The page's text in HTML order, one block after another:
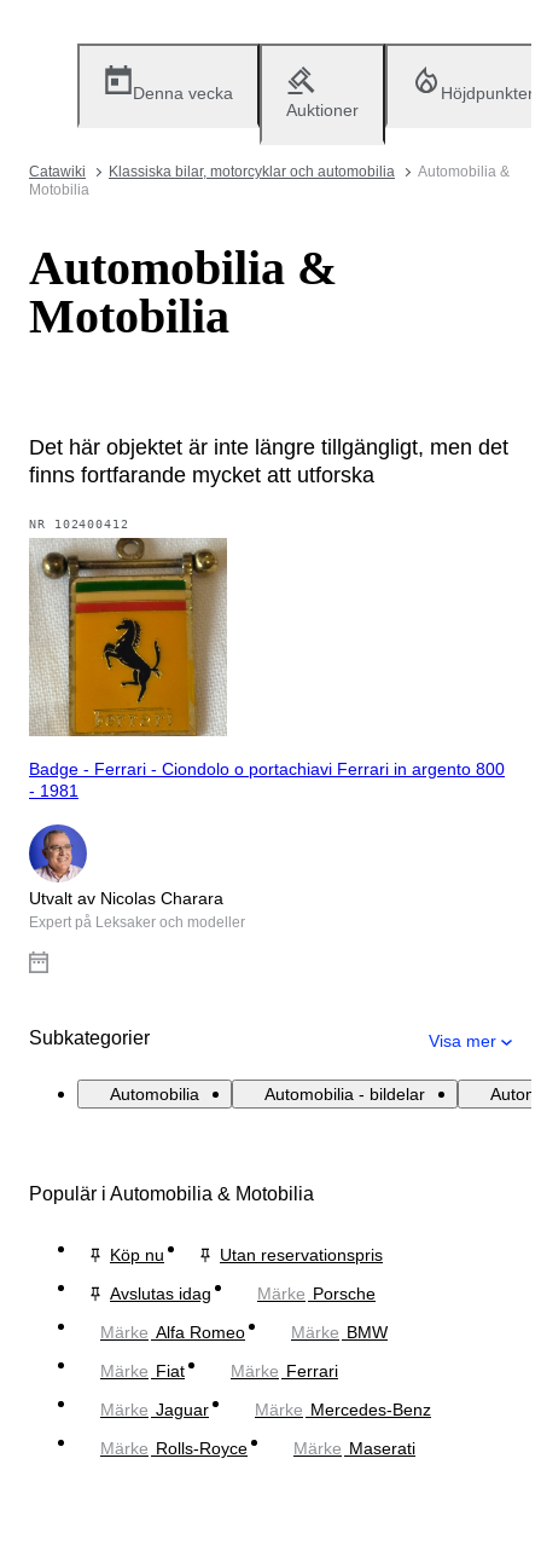
Denna vecka
Auktioner
Höjdpunkter
Catawiki Klassiska bilar, motorcyklar och automobilia
Automobilia &
Motobilia
Automobilia &
Motobilia
Det här objektet är inte längre tillgängligt, men det
finns fortfarande mycket att utforska
NR 102400412
Badge - Ferrari - Ciondolo o portachiavi Ferrari in argento 800
- 1981
Utvalt av Nicolas Charara
Expert på Leksaker och modeller
Subkategorier Visa mer
Automobilia Automobilia - bildelar
Populär i Automobilia & Motobilia
Köp nu
Utan reservationspris
Avslutas idag
Märke Porsche
Märke Alfa Romeo Märke BMW
Märke Fiat Märke Ferrari
Märke Jaguar Märke Mercedes-Benz
Märke Rolls-Royce Märke Maserati